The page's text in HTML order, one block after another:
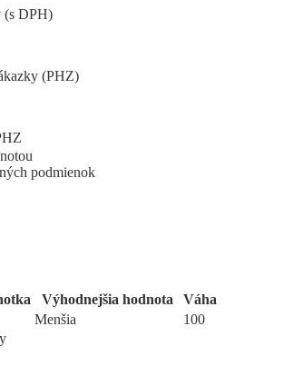
(s DPH)
(PHZ)
podmienok
Výhodnejšia hodnota
Váha
Menšia
100